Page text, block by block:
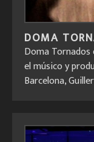
DOMA
Doma
el músico y
Barcelona,